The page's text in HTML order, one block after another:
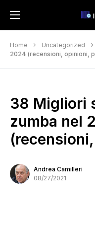
Home Uncategorized
2024 (recensioni, opinioni,
38 Migliori
zumba nel
Andrea Camilleri
08/27/2021